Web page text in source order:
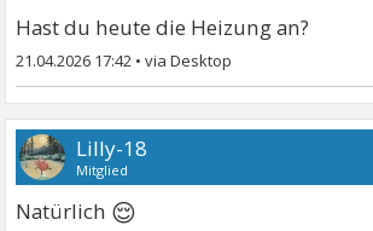
Hast du heute die Heizung an?
21.04.2026 17:42 •
Lilly-18
Mitglied
Natürlich 😌